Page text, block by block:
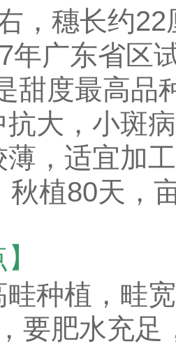
，穗长约
年广东省区
甜度最高品
大，小斑
，适宜加
秋植80天，
畦种植，畦
要肥水充